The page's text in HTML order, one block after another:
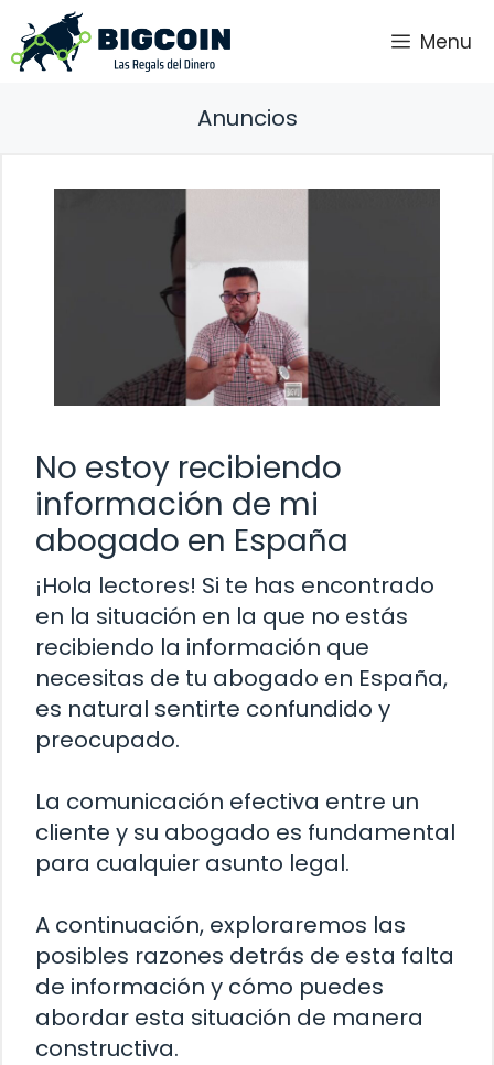
Saltar
al
contenido
Menu
Anuncios
No estoy recibiendo
información de mi
abogado en España
¡Hola lectores! Si te has encontrado
en la situación en la que no estás
recibiendo la información que
necesitas de tu abogado en España,
es natural sentirte confundido y
preocupado.
La comunicación efectiva entre un
cliente y su abogado es fundamental
para cualquier asunto legal.
A continuación, exploraremos las
posibles razones detrás de esta falta
de información y cómo puedes
abordar esta situación de manera
constructiva.